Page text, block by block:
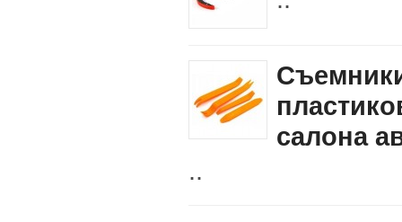
салона
..